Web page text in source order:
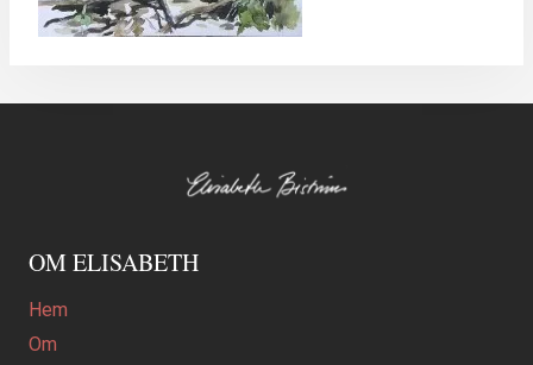
OM ELISABETH
Hem
Om